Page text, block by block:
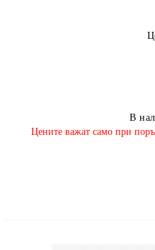
В
​Цените важат само при